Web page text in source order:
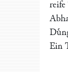
reife
Ein